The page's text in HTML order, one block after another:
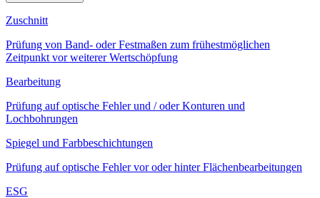
Zuschnitt
Prüfung von Band- oder Festmaßen zum frühestmöglichen
Zeitpunkt vor weiterer Wertschöpfung
Bearbeitung
Prüfung auf optische Fehler und / oder Konturen und
Lochbohrungen
Spiegel und Farbbeschichtungen
Prüfung auf optische Fehler vor oder hinter Flächenbearbeitungen
ESG